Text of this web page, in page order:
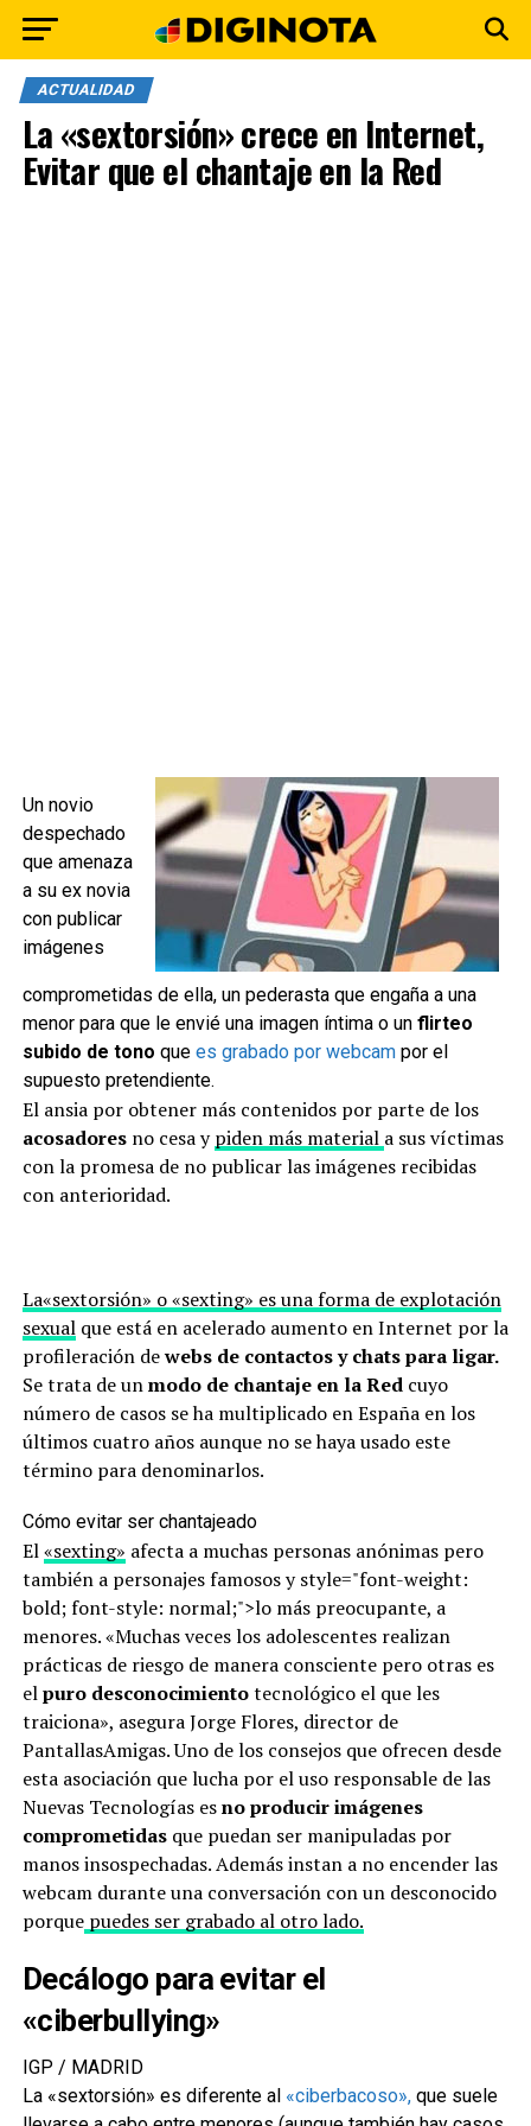
ACTUALIDAD
La «sextorsión» crece en Internet,
Evitar que el chantaje en la Red
Un novio
despechado
que amenaza
a su ex novia
con publicar
imágenes
comprometidas de ella, un pederasta que engaña a una
menor para que le envié una imagen íntima o unflirteo
subido de tono que es grabado por webcam por el
supuesto pretendiente.
El ansia por obtener más contenidos por parte de los
acosadoresno cesa ypiden más material a sus víctimas
con la promesa de no publicar las imágenes recibidas
con anterioridad.
La«sextorsión» o «sexting» es una forma de explotación
sexualque está en acelerado aumento en Internet por la
profileración dewebs de contactos y chats para ligar.
Se trata de unmodo de chantaje en la Red cuyo
número de casos se ha multiplicado en España en los
últimos cuatro años aunque no se haya usado este
término para denominarlos.
Cómo evitar ser chantajeado
El«sexting» afecta a muchas personas anónimas pero
también a personajes famosos y style="font-weight:
bold; font-style: normal;">lo más preocupante, a
menores. «Muchas veces los adolescentes realizan
prácticas de riesgo de manera consciente pero otras es
elpuro desconocimientotecnológico el que les
traiciona», asegura Jorge Flores, director de
PantallasAmigas. Uno de los consejos que ofrecen desde
esta asociación que lucha por el uso responsable de las
Nuevas Tecnologías esno producir imágenes
comprometidasque puedan ser manipuladas por
manos insospechadas. Además instan a no encender las
webcam durante una conversación con un desconocido
porquepuedes ser grabado al otro lado.
Decálogo para evitar el
«ciberbullying»
IGP / MADRID
La «sextorsión» es diferente al «ciberbacoso»,que suele